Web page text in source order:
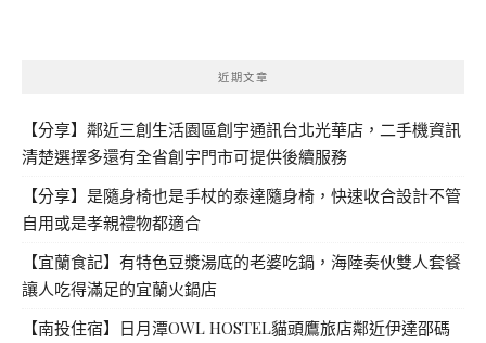
近期文章
【分享】鄰近三創生活園區創宇通訊台北光華店，二手機資訊
清楚選擇多還有全省創宇門市可提供後續服務
【分享】是隨身椅也是手杖的泰達隨身椅，快速收合設計不管
自用或是孝親禮物都適合
【宜蘭食記】有特色豆漿湯底的老婆吃鍋，海陸奏伙雙人套餐
讓人吃得滿足的宜蘭火鍋店
【南投住宿】日月潭OWL HOSTEL貓頭鷹旅店鄰近伊達邵碼